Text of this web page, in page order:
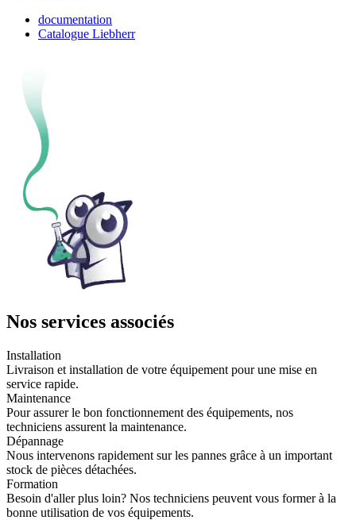
documentation
Catalogue Liebherr
Nos services associés
Installation
Livraison et installation de votre équipement pour une mise en
service rapide.
Maintenance
Pour assurer le bon fonctionnement des équipements, nos
techniciens assurent la maintenance.
Dépannage
Nous intervenons rapidement sur les pannes grâce à un important
stock de pièces détachées.
Formation
Besoin d'aller plus loin? Nos techniciens peuvent vous former à la
bonne utilisation de vos équipements.